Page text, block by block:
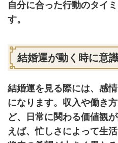
自分に合った行動のタイ
す。
結婚運が動く時に意
結婚運を見る際には、感
になります。収入や働き
ど、日常に関わる価値観
えば、忙しさによって生